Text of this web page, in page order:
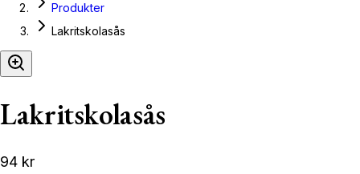
Produkter
Lakritskolasås
Lakritskolasås
94 kr